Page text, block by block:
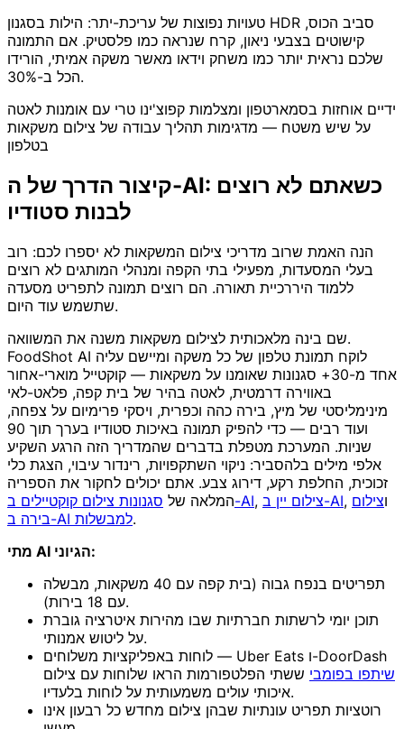
טעויות נפוצות של עריכת-יתר: הילות בסגנון HDR סביב הכוס,
קישוטים בצבעי ניאון, קרח שנראה כמו פלסטיק. אם התמונה
שלכם נראית יותר כמו משחק וידאו מאשר משקה אמיתי, הורידו
הכל ב-30%.
ידיים אוחזות בסמארטפון ומצלמות קפוצ'ינו טרי עם אומנות לאטה
על שיש משטח — מדגימות תהליך עבודה של צילום משקאות
בטלפון
קיצור הדרך של ה-AI: כשאתם לא רוצים
לבנות סטודיו
הנה האמת שרוב מדריכי צילום המשקאות לא יספרו לכם: רוב
בעלי המסעדות, מפעילי בתי הקפה ומנהלי המותגים לא רוצים
ללמוד היררכיית תאורה. הם רוצים תמונה לתפריט מסעדה
שתשמש עוד היום.
שם בינה מלאכותית לצילום משקאות משנה את המשוואה.
FoodShot AI לוקח תמונת טלפון של כל משקה ומיישם עליה
אחד מ-30+ סגנונות שאומנו על משקאות — קוקטייל מוארי-אחור
באווירה דרמטית, לאטה בהיר של בית קפה, פלאט-לאי
מינימליסטי של מיץ, בירה כהה וכפרית, ויסקי פרימיום על צפחה,
ועוד רבים — כדי להפיק תמונה באיכות סטודיו בערך תוך 90
שניות. המערכת מטפלת בדברים שהמדריך הזה הרגע השקיע
אלפי מילים בלהסביר: ניקוי השתקפויות, רינדור עיבוי, הצגת כלי
זכוכית, החלפת רקע, דירוג צבע. אתם יכולים לחקור את הספריה
המלאה שלסגנונות צילום קוקטיילים ב-AI, צילום יין ב-AI , וצילום
בירה ב-AI למבשלות.
מתי AI הגיוני:
תפריטים בנפח גבוה (בית קפה עם 40 משקאות, מבשלה
עם 18 בירות).
תוכן יומי לרשתות חברתיות שבו מהירות איטרציה גוברת
על ליטוש אמנותי.
לוחות באפליקציות משלוחים — Uber Eats ו-DoorDash
שיתפו בפומבי ששתי הפלטפורמות הראו שלוחות עם צילום
איכותי עולים משמעותית על לוחות בלעדיו.
רוטציות תפריט עונתיות שבהן צילום מחדש כל רבעון אינו